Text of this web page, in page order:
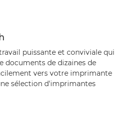
puissante et conviviale qui
documents de dizaines de
vers votre imprimante
sélection d'imprimantes